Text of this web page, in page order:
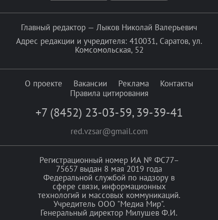
Главный редактор — Лыков Николай Валерьевич
Адрес редакции и учредителя: 410031, Саратов, ул.
Комсомольская, 52
О проекте Вакансии Реклама
Контакты
Правила цитирования
+7 (8452) 23-03-59, 39-39-41
red.vzsar@gmail.com
Регистрационный номер ИА № ФС77–
75657 выдан 8 мая 2019 года
Федеральной службой по надзору в
сфере связи, информационных
технологий и массовых коммуникаций.
Учредитель ООО "Медиа Мир".
Генеральный директор Милушев Ф.И.